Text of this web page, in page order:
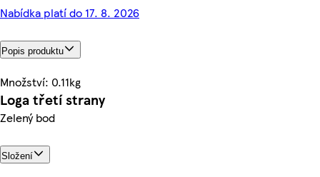
Nabídka platí do 17. 8. 2026
Popis produktu
Množství: 0.11kg
Loga třetí strany
Zelený bod
Složení